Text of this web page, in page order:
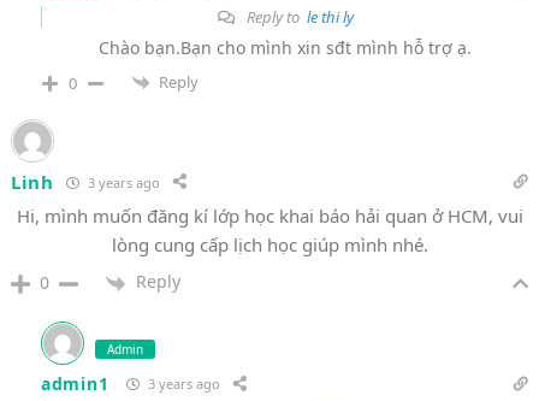
Reply to le thi ly
Chào bạn.Bạn cho mình xin sđt mình hỗ trợ ạ.
0 Reply
Linh 3 years ago
Hi, mình muốn đăng kí lớp học khai báo hải quan ở HCM, vui
lòng cung cấp lịch học giúp mình nhé.
0 Reply
Admin
admin1 3 years ago